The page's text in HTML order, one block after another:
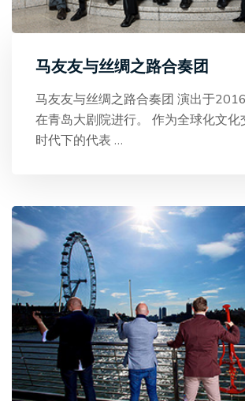
马友友与丝绸之路合奏团
马友友与丝绸之路合奏团 演出于
在青岛大剧院进行。 作为全球化文化
时代下的代表 …